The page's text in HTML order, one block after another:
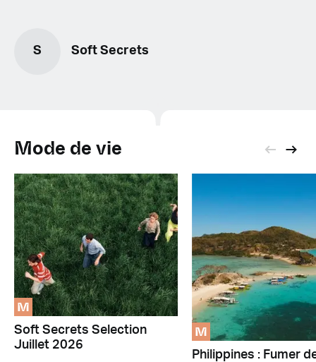
S Soft Secrets
Mode de vie
M
Soft Secrets Selection
Juillet 2026
M
Philippines : Fumer